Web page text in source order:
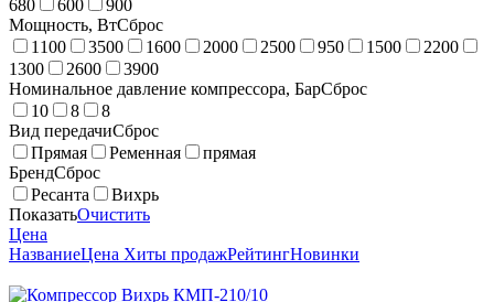
680
600
900
Мощность, ВтСброс
1100
3500 1600 2000 2500 950 1500
2200
1300
2600
3900
Номинальное давление компрессора, БарСброс
10
8
8
Вид передачиСброс
Прямая
Ременная
прямая
БрендСброс
Ресанта
Вихрь
ПоказатьОчистить
Цена
НазваниеЦена Хиты продажРейтингНовинки